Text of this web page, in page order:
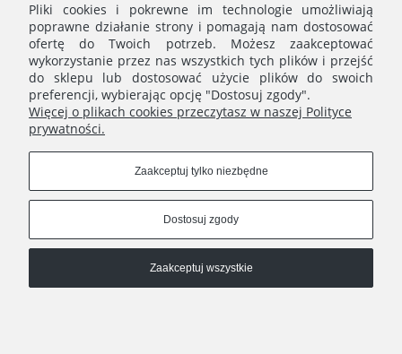
prezentowanej na zdjęciach.
MENU
ERNST STUDIO
| | e-mail:shop@ernststudio.pl
Pliki cookies i pokrewne im technologie umożliwiają
poprawne działanie strony i pomagają nam dostosować
ofertę do Twoich potrzeb. Możesz zaakceptować
wykorzystanie przez nas wszystkich tych plików i przejść
do sklepu lub dostosować użycie plików do swoich
preferencji, wybierając opcję "Dostosuj zgody".
Więcej o plikach cookies przeczytasz w naszej Polityce
prywatności.
Zaakceptuj tylko niezbędne
Dostosuj zgody
Zaakceptuj wszystkie